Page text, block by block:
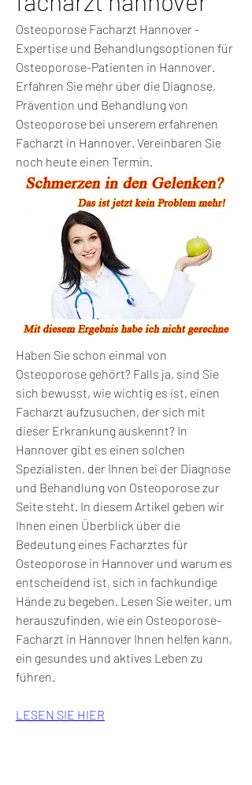
Osteoporose Facharzt Hannover -
Expertise und Behandlungsoptionen für
Osteoporose-Patienten in Hannover.
Erfahren Sie mehr über die Diagnose,
Prävention und Behandlung von
Osteoporose bei unserem erfahrenen
Facharzt in Hannover. Vereinbaren Sie
noch heute einen Termin.
Haben Sie schon einmal von
Osteoporose gehört? Falls ja, sind Sie
sich bewusst, wie wichtig es ist, einen
Facharzt aufzusuchen, der sich mit
dieser Erkrankung auskennt? In
Hannover gibt es einen solchen
Spezialisten, der Ihnen bei der Diagnose
und Behandlung von Osteoporose zur
Seite steht. In diesem Artikel geben wir
Ihnen einen Überblick über die
Bedeutung eines Facharztes für
Osteoporose in Hannover und warum es
entscheidend ist, sich in fachkundige
Hände zu begeben. Lesen Sie weiter, um
herauszufinden, wie ein Osteoporose-
Facharzt in Hannover Ihnen helfen kann,
ein gesundes und aktives Leben zu
führen.
LESEN SIE HIER